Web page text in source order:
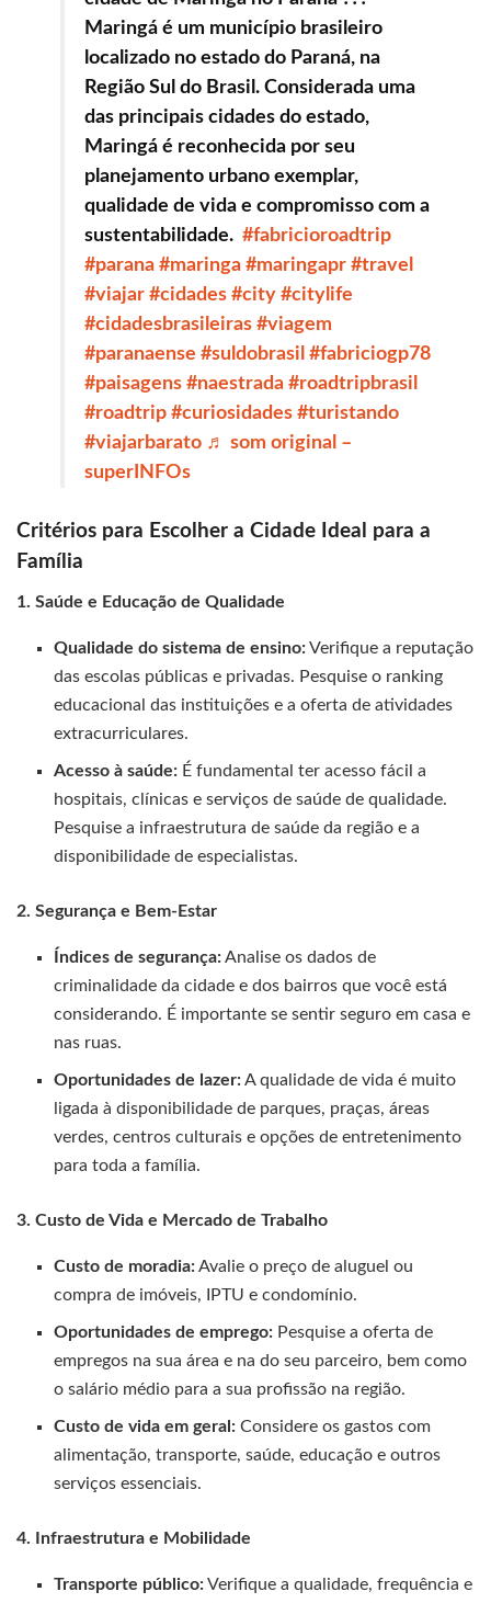
Maringá é um município brasileiro
localizado no estado do Paraná, na
Região Sul do Brasil. Considerada uma
das principais cidades do estado,
Maringá é reconhecida por seu
planejamento urbano exemplar,
qualidade de vida e compromisso com a
sustentabilidade. #fabricioroadtrip
#parana #maringa #maringapr #travel
#viajar #cidades #city #citylife
#cidadesbrasileiras #viagem
#paranaense #suldobrasil #fabriciogp78
#paisagens #naestrada #roadtripbrasil
#roadtrip #curiosidades #turistando
#viajarbarato ♬ som original –
superINFOs
Critérios para Escolher a Cidade Ideal para a
Família
1. Saúde e Educação de Qualidade
Qualidade do sistema de ensino:Verifique a reputação
das escolas públicas e privadas. Pesquise o ranking
educacional das instituições e a oferta de atividades
extracurriculares.
Acesso à saúde: É fundamental ter acesso fácil a
hospitais, clínicas e serviços de saúde de qualidade.
Pesquise a infraestrutura de saúde da região e a
disponibilidade de especialistas.
2. Segurança e Bem-Estar
Índices de segurança:Analise os dados de
criminalidade da cidade e dos bairros que você está
considerando. É importante se sentir seguro em casa e
nas ruas.
Oportunidades de lazer:A qualidade de vida é muito
ligada à disponibilidade de parques, praças, áreas
verdes, centros culturais e opções de entretenimento
para toda a família.
3. Custo de Vida e Mercado de Trabalho
Custo de moradia:Avalie o preço de aluguel ou
compra de imóveis, IPTU e condomínio.
Oportunidades de emprego: Pesquise a oferta de
empregos na sua área e na do seu parceiro, bem como
o salário médio para a sua profissão na região.
Custo de vida em geral: Considere os gastos com
alimentação, transporte, saúde, educação e outros
serviços essenciais.
4. Infraestrutura e Mobilidade
Transporte público:Verifique a qualidade, frequência e